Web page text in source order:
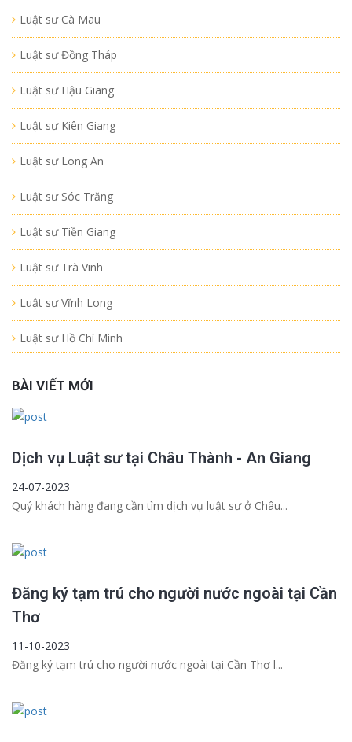
Luật sư Cà Mau
Luật sư Đồng Tháp
Luật sư Hậu Giang
Luật sư Kiên Giang
Luật sư Long An
Luật sư Sóc Trăng
Luật sư Tiền Giang
Luật sư Trà Vinh
Luật sư Vĩnh Long
Luật sư Hồ Chí Minh
BÀI VIẾT MỚI
Dịch vụ Luật sư tại Châu Thành - An Giang
24-07-2023
Quý khách hàng đang cần tìm dịch vụ luật sư ở Châu...
Đăng ký tạm trú cho người nước ngoài tại Cần
Thơ
11-10-2023
Đăng ký tạm trú cho người nước ngoài tại Cần Thơ l...